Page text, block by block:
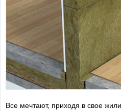
Все мечтают, приходя в свое